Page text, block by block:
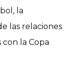
la
las relaciones
con la Copa